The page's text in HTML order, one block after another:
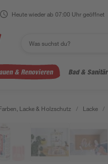
Heute wieder ab 07:00 Uhr geöffnet
& Renovieren Bad & Sanitär
Lacke & Holzschutz / Lacke /